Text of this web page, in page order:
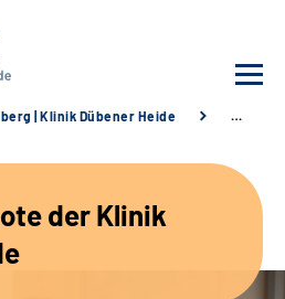
| Klinik Dübener Heide …
der Klinik